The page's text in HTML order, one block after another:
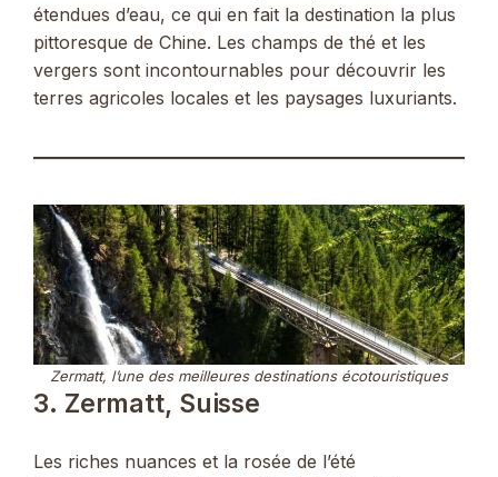
étendues d’eau, ce qui en fait la destination la plus
pittoresque de Chine. Les champs de thé et les
vergers sont incontournables pour découvrir les
terres agricoles locales et les paysages luxuriants.
Zermatt, l’une des meilleures destinations écotouristiques
3. Zermatt, Suisse
Les riches nuances et la rosée de l’été